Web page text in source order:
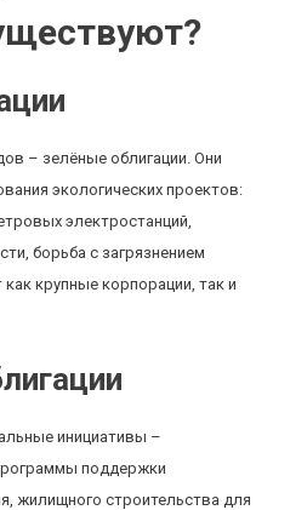
– зелёные облигации. Они
экологических проектов:
электростанций,
борьба с загрязнением
крупные корпорации, так и
инициативы –
поддержки
жилищного строительства для